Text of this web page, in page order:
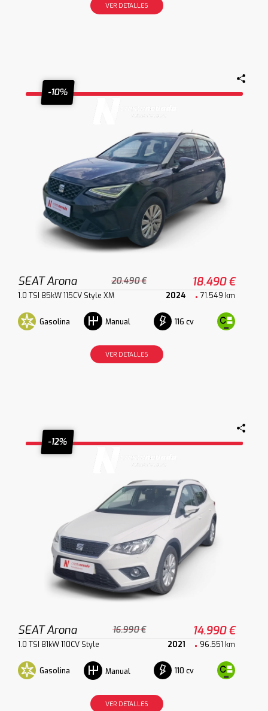
VER DETALLES
-10%
SEAT Arona 20.490 € 18.490 €
1.0 TSI 85kW 115CV Style XM 2024 71.549 km
Gasolina Manual 116 cv
VER DETALLES
-12%
SEAT Arona 16.990 € 14.990 €
1.0 TSI 81kW 110CV Style 2021 96.551 km
Gasolina Manual 110 cv
VER DETALLES